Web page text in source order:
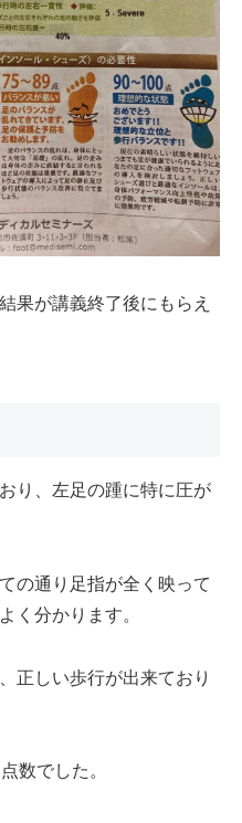
果が講義終了後にもらえ
り、左足の踵に特に圧が
の通り足指が全く映って
く分かります。
正しい歩行が出来ており
数でした。